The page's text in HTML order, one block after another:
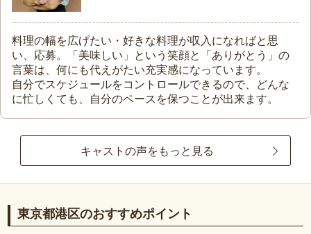
料理の幅を広げたい・好きな料理が収入になればと思
い、応募。「美味しい」という笑顔と「ありがとう」の
言葉は、何にも代えがたい充実感になっています。
自分でスケジュールをコントロールできるので、どんな
に忙しくても、自分のペースを保つことが出来ます。
キャストの声をもっと見る
東京都港区のおすすめポイント